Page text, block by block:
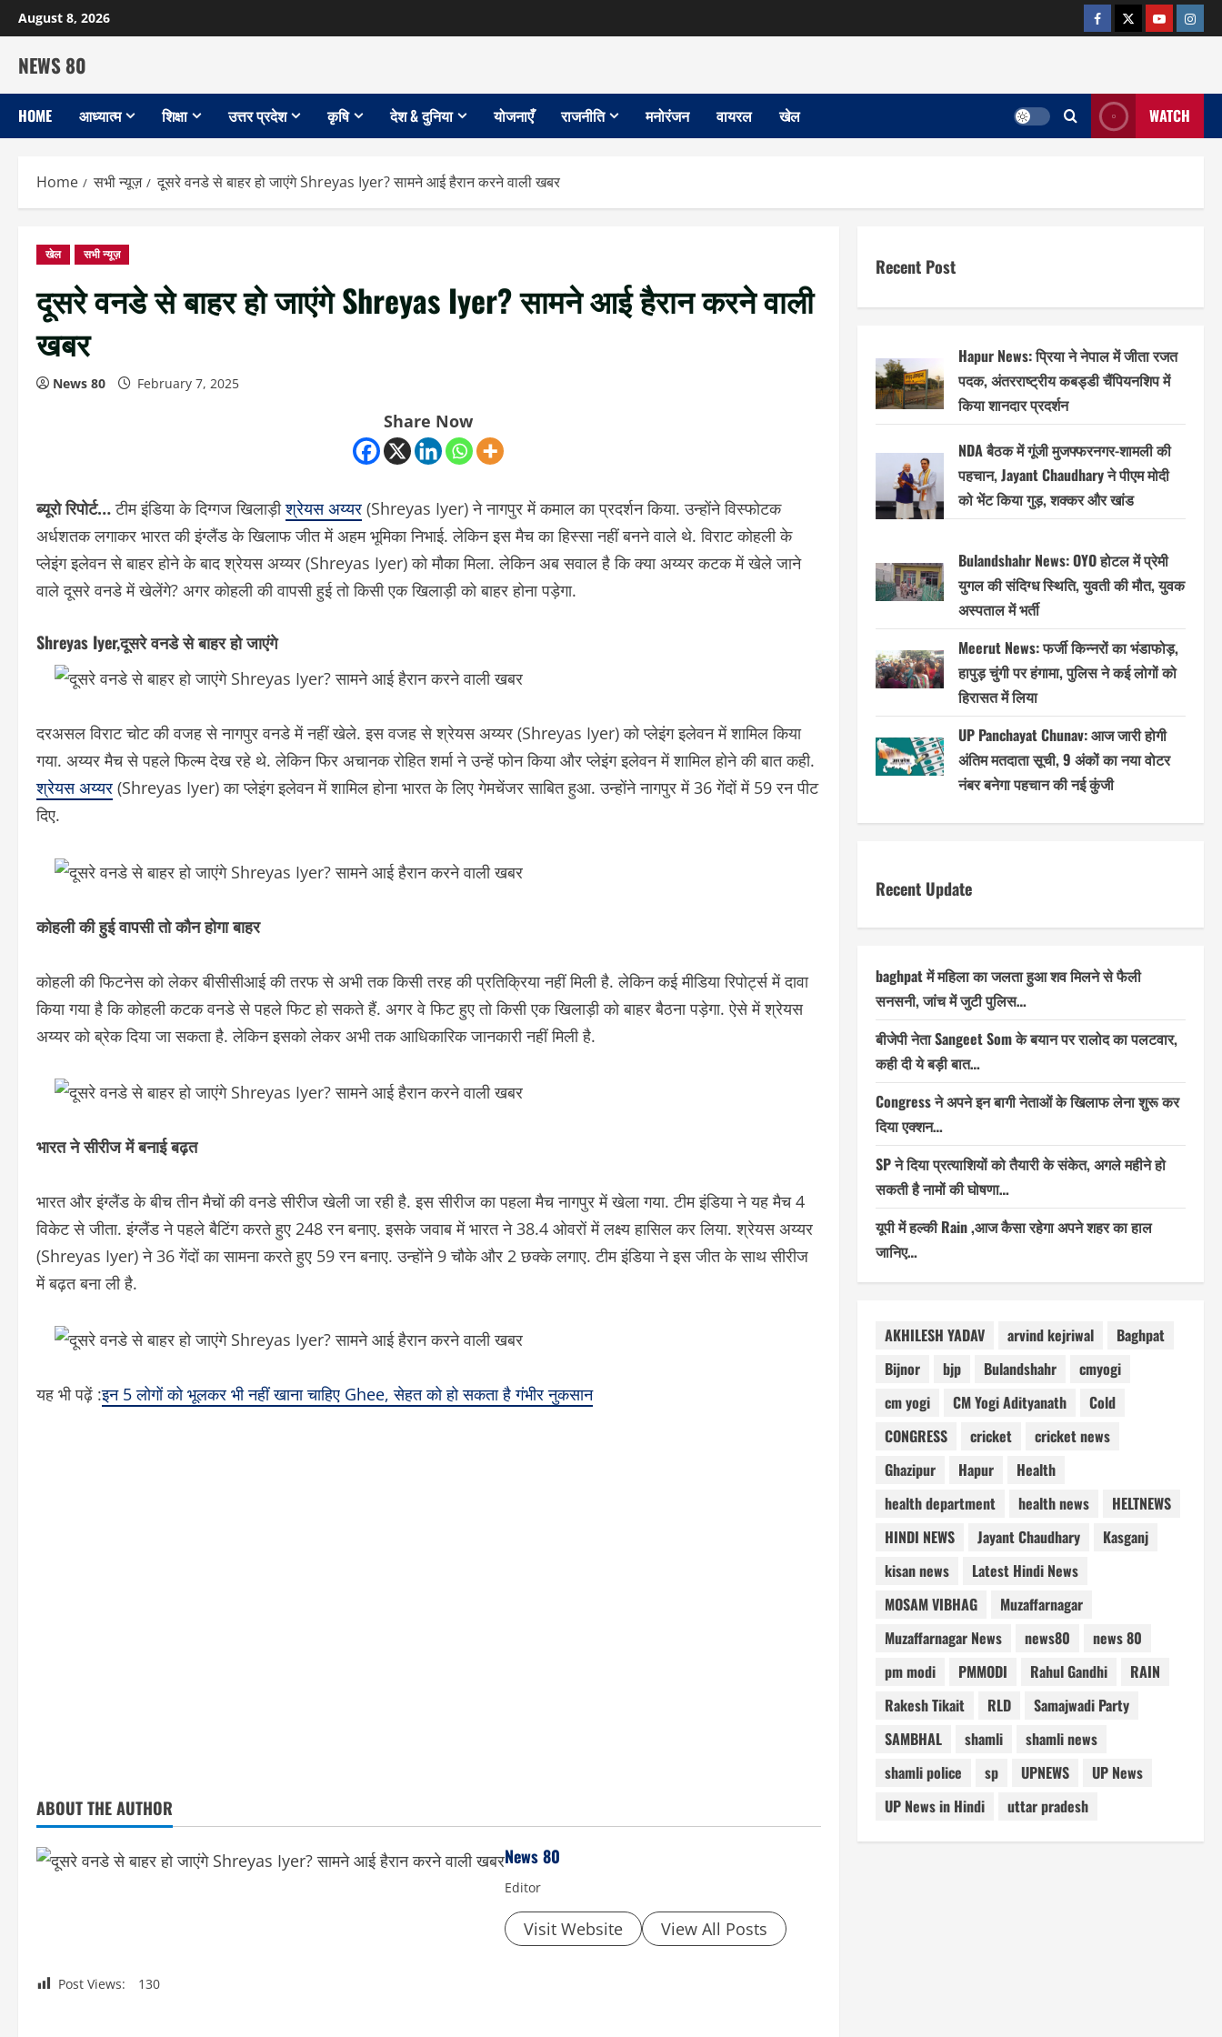
Skip
to
content
August 8, 2026 facebooktwitter
NEWS 80
HOME आध्यात्म शिक्षा उत्तर प्रदेश कृषि देश & दुनिया योजनाएँ राजनीति मनोरंजन वायरल खेल WATCH
Home सभी न्यूज़ दूसरे वनडे से बाहर हो जाएंगे Shreyas Iyer? सामने आई हैरान करने वाली खबर
खेल सभी न्यूज़
दूसरे वनडे से बाहर हो जाएंगे Shreyas Iyer? सामने आई हैरान करने वाली
खबर
News 80 February 7, 2025
Share Now
ब्यूरो रिपोर्ट…टीम इंडिया के दिग्गज खिलाड़ीश्रेयस अय्यर (Shreyas Iyer) ने नागपुर में कमाल का प्रदर्शन किया. उन्होंने विस्फोटक
अर्धशतक लगाकर भारत की इंग्लैंड के खिलाफ जीत में अहम भूमिका निभाई. लेकिन इस मैच का हिस्सा नहीं बनने वाले थे. विराट कोहली के
प्लेइंग इलेवन से बाहर होने के बाद श्रेयस अय्यर (Shreyas Iyer) को मौका मिला. लेकिन अब सवाल है कि क्या अय्यर कटक में खेले जाने
वाले दूसरे वनडे में खेलेंगे? अगर कोहली की वापसी हुई तो किसी एक खिलाड़ी को बाहर होना पड़ेगा.
Shreyas Iyer,दूसरे वनडे से बाहर हो जाएंगे
दरअसल विराट चोट की वजह से नागपुर वनडे में नहीं खेले. इस वजह से श्रेयस अय्यर (Shreyas Iyer) को प्लेइंग इलेवन में शामिल किया
गया. अय्यर मैच से पहले फिल्म देख रहे थे. लेकिन फिर अचानक रोहित शर्मा ने उन्हें फोन किया और प्लेइंग इलेवन में शामिल होने की बात कही.
श्रेयस अय्यर (Shreyas Iyer) का प्लेइंग इलेवन में शामिल होना भारत के लिए गेमचेंजर साबित हुआ. उन्होंने नागपुर में 36 गेंदों में 59 रन पीट
दिए.
कोहली की हुई वापसी तो कौन होगा बाहर
कोहली की फिटनेस को लेकर बीसीसीआई की तरफ से अभी तक किसी तरह की प्रतिक्रिया नहीं मिली है. लेकिन कई मीडिया रिपोर्ट्स में दावा
किया गया है कि कोहली कटक वनडे से पहले फिट हो सकते हैं. अगर वे फिट हुए तो किसी एक खिलाड़ी को बाहर बैठना पड़ेगा. ऐसे में श्रेयस
अय्यर को ब्रेक दिया जा सकता है. लेकिन इसको लेकर अभी तक आधिकारिक जानकारी नहीं मिली है.
भारत ने सीरीज में बनाई बढ़त
भारत और इंग्लैंड के बीच तीन मैचों की वनडे सीरीज खेली जा रही है. इस सीरीज का पहला मैच नागपुर में खेला गया. टीम इंडिया ने यह मैच 4
विकेट से जीता. इंग्लैंड ने पहले बैटिंग करते हुए 248 रन बनाए. इसके जवाब में भारत ने 38.4 ओवरों में लक्ष्य हासिल कर लिया. श्रेयस अय्यर
(Shreyas Iyer) ने 36 गेंदों का सामना करते हुए 59 रन बनाए. उन्होंने 9 चौके और 2 छक्के लगाए. टीम इंडिया ने इस जीत के साथ सीरीज
में बढ़त बना ली है.
यह भी पढ़ें :इन 5 लोगों को भूलकर भी नहीं खाना चाहिए Ghee, सेहत को हो सकता है गंभीर नुकसान
ABOUT THE AUTHOR
News 80
Editor
Visit Website View All Posts
Post Views: 130
Recent Post
Hapur News: प्रिया ने नेपाल में जीता रजत
पदक, अंतरराष्ट्रीय कबड्डी चैंपियनशिप में
किया शानदार प्रदर्शन
NDA बैठक में गूंजी मुजफ्फरनगर-शामली की
पहचान, Jayant Chaudhary ने पीएम मोदी
को भेंट किया गुड़, शक्कर और खांड
Bulandshahr News: OYO होटल में प्रेमी
युगल की संदिग्ध स्थिति, युवती की मौत, युवक
अस्पताल में भर्ती
Meerut News: फर्जी किन्नरों का भंडाफोड़,
हापुड़ चुंगी पर हंगामा, पुलिस ने कई लोगों को
हिरासत में लिया
UP Panchayat Chunav: आज जारी होगी
अंतिम मतदाता सूची, 9 अंकों का नया वोटर
नंबर बनेगा पहचान की नई कुंजी
Recent Update
baghpat में महिला का जलता हुआ शव मिलने से फैली
सनसनी, जांच में जुटी पुलिस…
बीजेपी नेता Sangeet Som के बयान पर रालोद का पलटवार,
कही दी ये बड़ी बात…
Congress ने अपने इन बागी नेताओं के खिलाफ लेना शुरू कर
दिया एक्शन…
SP ने दिया प्रत्याशियों को तैयारी के संकेत, अगले महीने हो
सकती है नामों की घोषणा…
यूपी में हल्की Rain ,आज कैसा रहेगा अपने शहर का हाल
जानिए…
AKHILESH YADAV arvind kejriwal
Baghpat
Bijnor
bjp Bulandshahr
cmyogi
cm yogi
CM Yogi Adityanath
Cold
CONGRESS
cricket
cricket news
Ghazipur
Hapur
Health
health department
health news
HELTNEWS
HINDI NEWS
Jayant Chaudhary
Kasganj
kisan news
Latest Hindi News
MOSAM VIBHAG
Muzaffarnagar
Muzaffarnagar News
news80
news 80
pm modi
PMMODI Rahul Gandhi
RAIN
Rakesh Tikait
RLD
Samajwadi Party
SAMBHAL
shamli
shamli news
shamli police
sp UPNEWS
UP News
UP News in Hindi
uttar pradesh